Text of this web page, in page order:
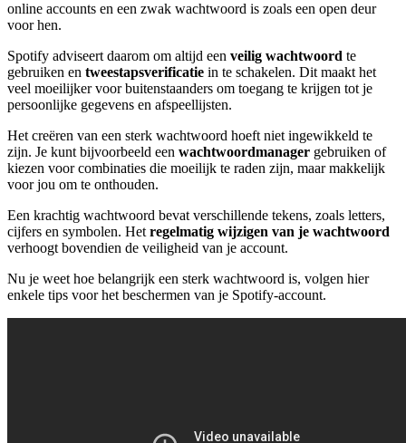
online accounts en een zwak wachtwoord is zoals een open deur
voor hen.
Spotify adviseert daarom om altijd een veilig wachtwoord te
gebruiken en tweestapsverificatie in te schakelen. Dit maakt het
veel moeilijker voor buitenstaanders om toegang te krijgen tot je
persoonlijke gegevens en afspeellijsten.
Het creëren van een sterk wachtwoord hoeft niet ingewikkeld te
zijn. Je kunt bijvoorbeeld een wachtwoordmanager gebruiken of
kiezen voor combinaties die moeilijk te raden zijn, maar makkelijk
voor jou om te onthouden.
Een krachtig wachtwoord bevat verschillende tekens, zoals letters,
cijfers en symbolen. Het regelmatig wijzigen van je wachtwoord
verhoogt bovendien de veiligheid van je account.
Nu je weet hoe belangrijk een sterk wachtwoord is, volgen hier
enkele tips voor het beschermen van je Spotify-account.